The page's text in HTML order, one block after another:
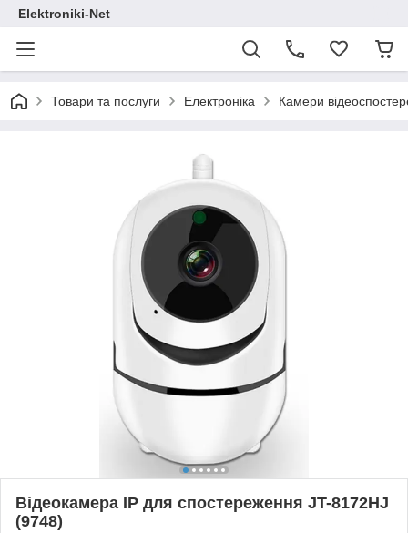
Elektroniki-Net
Товари та послуги Електроніка Камери
Відеокамера IP для спостереження JT-8172HJ
(9748)